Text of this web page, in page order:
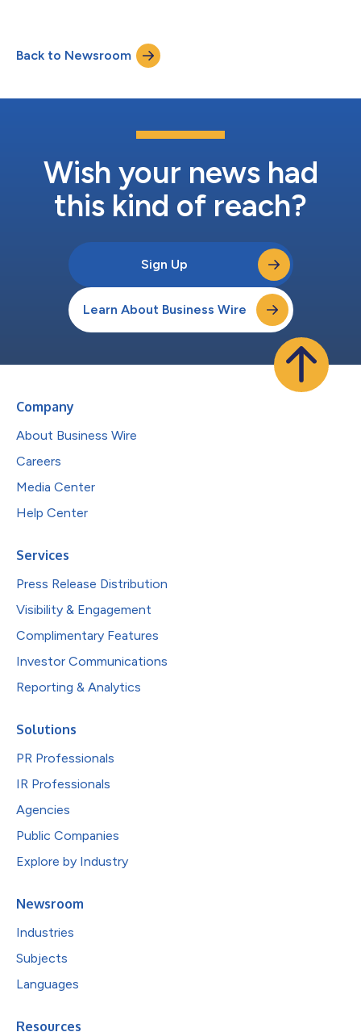
consumentenuitgaven in de belangrijkste markten uit. In het
onderzoek wordt het gedrag van meer dan 2 miljoen online
shoppers in 10 Europese landen geanalyseerd. Het biedt een v...
Back to Newsroom
Wish your news had
this kind of reach?
Sign Up
Learn About Business Wire
Company
About Business Wire
Careers
Media Center
Help Center
Services
Press Release Distribution
Visibility & Engagement
Complimentary Features
Investor Communications
Reporting & Analytics
Solutions
PR Professionals
IR Professionals
Agencies
Public Companies
Explore by Industry
Newsroom
Industries
Subjects
Languages
Resources